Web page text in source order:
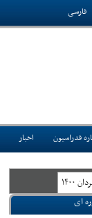
فارسی
فدراسیون اخبار
ای